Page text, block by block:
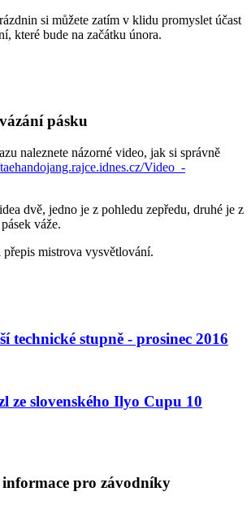
si můžete zatím v klidu promyslet účast
které bude na začátku února.
pásku
naleznete názorné video, jak si správně
Video_-
dvě, jedno je z pohledu zepředu, druhé je z
váže.
mistrova vysvětlování.
technické stupně - prosinec 2016
ze slovenského Ilyo Cupu 10
pro závodníky